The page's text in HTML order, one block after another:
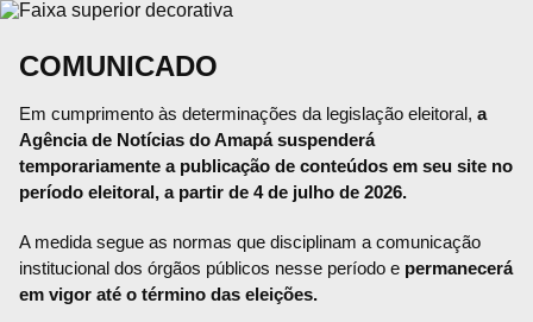
COMUNICADO
Em cumprimento às determinações da legislação eleitoral, a
Agência de Notícias do Amapá suspenderá
temporariamente a publicação de conteúdos em seu site no
período eleitoral, a partir de 4 de julho de 2026.
A medida segue as normas que disciplinam a comunicação
institucional dos órgãos públicos nesse período e permanecerá
em vigor até o término das eleições.